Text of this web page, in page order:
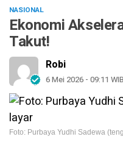
NASIONAL
Ekonomi
Takut!
Robi
6 Mei 2026 - 09:11 WIB
Foto: Purbaya Yudhi Sadewa